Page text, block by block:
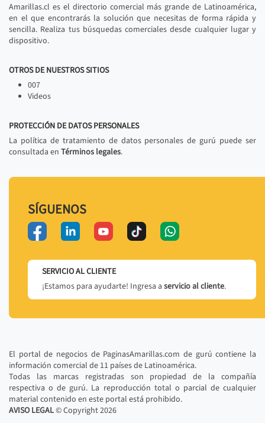
Amarillas.cl es el directorio comercial más grande de Latinoamérica,
en el que encontrarás la solución que necesitas de forma rápida y
sencilla. Realiza tus búsquedas comerciales desde cualquier lugar y
dispositivo.
OTROS DE NUESTROS SITIOS
007
Videos
PROTECCIÓN DE DATOS PERSONALES
La política de tratamiento de datos personales de gurú puede ser
consultada en Términos legales.
SÍGUENOS
SERVICIO AL CLIENTE
¡Estamos para ayudarte! Ingresa a servicio al cliente.
El portal de negocios de PaginasAmarillas.com de gurú contiene la
información comercial de 11 países de Latinoamérica.
Todas las marcas registradas son propiedad de la compañía
respectiva o de gurú. La reproducción total o parcial de cualquier
material contenido en este portal está prohibido.
AVISO LEGAL© Copyright2026